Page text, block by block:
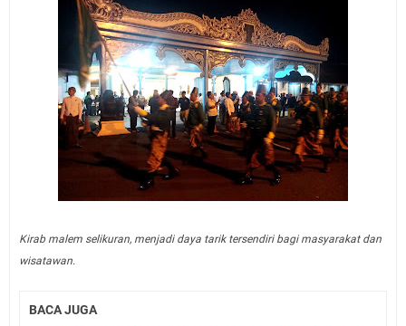
Kirab malem selikuran, menjadi daya tarik tersendiri bagi masyarakat dan
wisatawan.
BACA JUGA